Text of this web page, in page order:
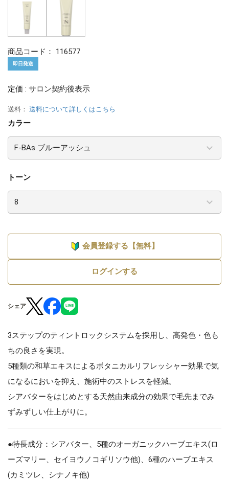
商品コード： 116577
即日発送
定価 : サロン契約後表示
送料： 送料について詳しくはこちら
カラー
トーン
会員登録する【無料】
ログインする
シェア
3ステップのティントロックシステムを採用し、高発色・色も
ちの良さを実現。
5種類の和草エキスによるボタニカルリフレッシャー効果で気
になるにおいを抑え、施術中のストレスを軽減。
シアバターをはじめとする天然由来成分の効果で毛先までみ
ずみずしい仕上がりに。
●特長成分：シアバター、5種のオーガニックハーブエキス(ロ
ーズマリー、セイヨウノコギリソウ他)、6種のハーブエキス
(カミツレ、シナノキ他)